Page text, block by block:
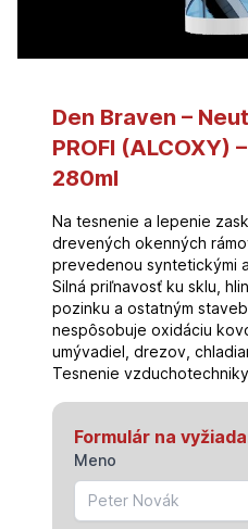
Den Braven –
PROFI (ALCOXY)
280ml
Na tesnenie a lepenie
drevených okenných
prevedenou syntetickými
Silná priľnavosť ku sklu,
pozinku a ostatným
nespôsobuje oxidáciu
umývadiel, drezov,
Tesnenie
Formulár na
Meno